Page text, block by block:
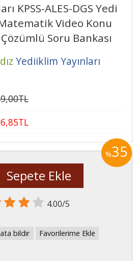
KPSS-ALES-DGS Yedi
Video Konu
Soru Bankası
Yediiklim Yayınları
,00TL
,85TL
%35
Sepete Ekle
4.00/5
bildir Favorilerime Ekle